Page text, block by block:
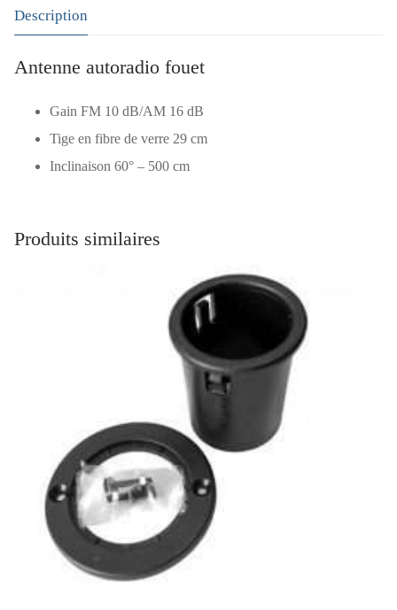
Description
Antenne autoradio fouet
Gain FM 10 dB/AM 16 dB
Tige en fibre de verre 29 cm
Inclinaison 60° – 500 cm
Produits similaires